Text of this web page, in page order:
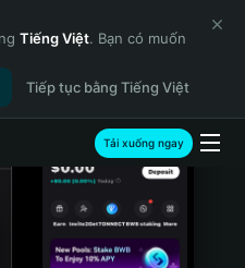
Tiếng Việt. Bạn có muốn
Tiếp tục bằng Tiếng Việt
Tải xuống ngay